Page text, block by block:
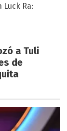
a Tuli
de